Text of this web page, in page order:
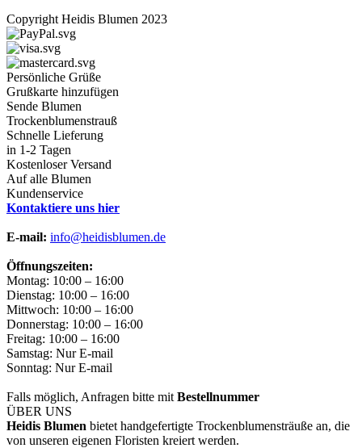
Copyright Heidis Blumen 2023
Persönliche Grüße
Grußkarte hinzufügen
Sende Blumen
Trockenblumenstrauß
Schnelle Lieferung
in 1-2 Tagen
Kostenloser Versand
Auf alle Blumen
Kundenservice
Kontaktiere uns hier
E-mail: info@heidisblumen.de
Öffnungszeiten:
Montag: 10:00 – 16:00
Dienstag: 10:00 – 16:00
Mittwoch: 10:00 – 16:00
Donnerstag: 10:00 – 16:00
Freitag: 10:00 – 16:00
Samstag: Nur E-mail
Sonntag: Nur E-mail
Falls möglich, Anfragen bitte mit Bestellnummer
ÜBER UNS
Heidis Blumen bietet handgefertigte Trockenblumensträuße an, die
von unseren eigenen Floristen kreiert werden.